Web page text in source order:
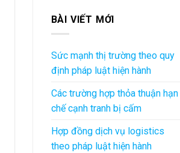
BÀI VIẾT MỚI
Sức mạnh thị trường theo quy
định pháp luật hiện hành
Các trường hợp thỏa thuận hạn
chế cạnh tranh bị cấm
Hợp đồng dịch vụ logistics
theo pháp luật hiện hành